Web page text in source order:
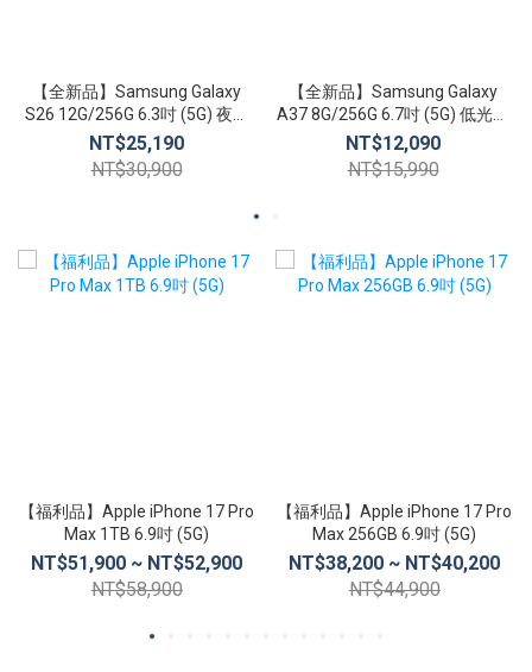
【全新品】Samsung Galaxy
S26 12G/256G 6.3吋 (5G) 夜幕
明亮攝影 水平鎖定
NT$25,190
NT$30,900
【全新品】Samsung Galaxy
A37 8G/256G 6.7吋 (5G) 低光攝
影 物件橡皮擦 快速分享
NT$12,090
NT$15,990
【福利品】Apple iPhone 17 Pro
Max 1TB 6.9吋 (5G)
NT$51,900 ~ NT$52,900
NT$58,900
【福利品】Apple iPhone 17 Pro
Max 256GB 6.9吋 (5G)
NT$38,200 ~ NT$40,200
NT$44,900